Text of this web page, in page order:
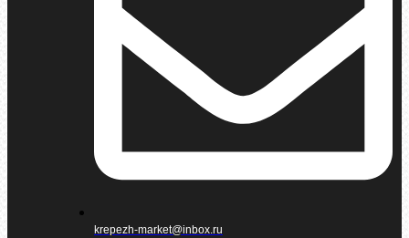
krepezh-market@inbox.ru